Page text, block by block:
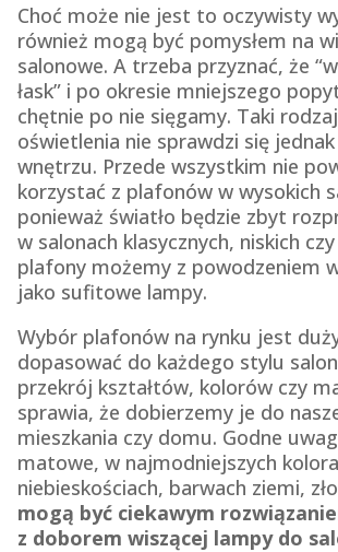
Choć może nie jest to oczywisty
również mogą być pomysłem na
salonowe. A trzeba przyznać, że
łask” i po okresie mniejszego
chętnie po nie sięgamy. Taki
oświetlenia nie sprawdzi się
wnętrzu. Przede wszystkim nie
korzystać z plafonów w wysokich
ponieważ światło będzie zbyt
w salonach klasycznych, niskich
plafony możemy z powodzeniem
jako sufitowe lampy.
Wybór plafonów na rynku jest
dopasować do każdego stylu
przekrój kształtów, kolorów czy
sprawia, że dobierzemy je do
mieszkania czy domu. Godne
matowe, w najmodniejszych
niebieskościach, barwach ziemi,
mogą być ciekawym
z doborem wiszącej lampy do